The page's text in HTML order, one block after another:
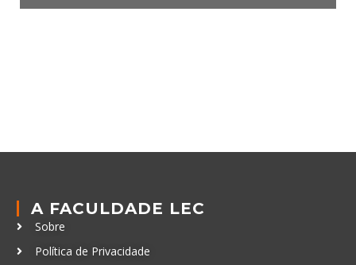
A FACULDADE LEC
Sobre
Política de Privacidade